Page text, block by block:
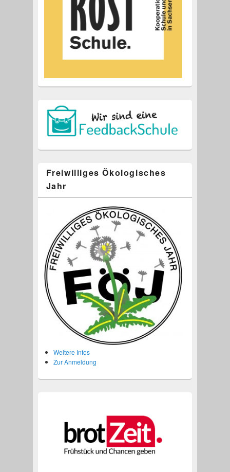
Freiwilliges Ökologisches
Jahr
Weitere Infos
Zur Anmeldung